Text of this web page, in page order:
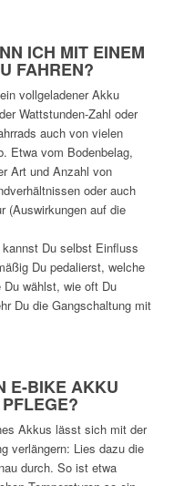
ICH MIT EINEM
FAHREN?
vollgeladener Akku
Wattstunden-Zahl oder
auch von vielen
Etwa vom Bodenbelag,
Art und Anzahl von
oder auch
(Auswirkungen auf die
Du selbst Einfluss
Du pedalierst, welche
wählst, wie oft Du
Du die Gangschaltung mit
E-BIKE AKKU
Akkus lässt sich mit der
verlängern: Lies dazu die
durch. So ist etwa